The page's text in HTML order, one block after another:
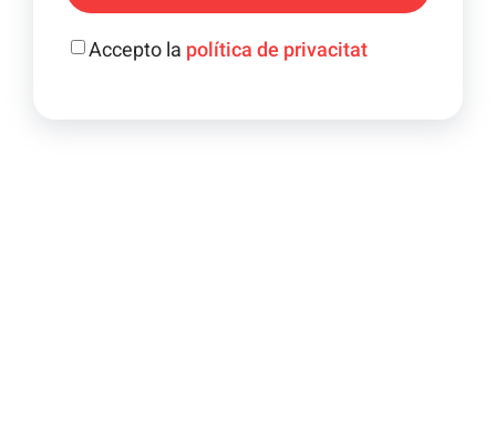
Accepto la política de privacitat